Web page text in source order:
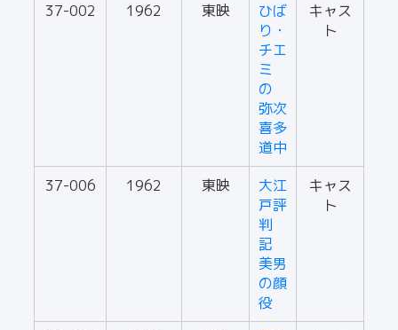
37-002 1962 東映
ひば
り・
チエ
ミ
の
弥次
喜多
道中
キャス
ト
37-006 1962 東映
大江
戸評
判
記
美男
の顔
役
キャス
ト